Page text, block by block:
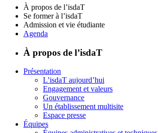
À propos de l’isdaT
Se former à l’isdaT
Admission et vie étudiante
Agenda
À propos de l’isdaT
Présentation
L’isdaT aujourd’hui
Engagement et valeurs
Gouvernance
Un établissement multisite
Espace presse
Équipes